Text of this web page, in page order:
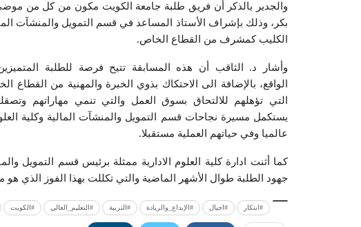
والجدير بالذكر أن فريق طلبة جامعة الكويت مكون من كل من
بكر، وذلك بإشراف الأستاذ المساعد في قسم التمويل والمنشآت
الكليب كمشرف من القطاع الخاص.
وأشار د. الثاقب أن هذه المسابقة تتيح فرصة للطلبة
الواقع، بالإضافة الى الاحتكاك بذوي الخبرة والمهنية من القطاع
التي تؤهلهم للالتحاق بسوق العمل والتي تنمي مهاراتهم
يستكمل مسيرة نجاحات قسم التمويل والمنشآت المالية وكلية
عالميا وفي حياتهم العملية مستقبلا.
كما أثنت ادارة كلية العلوم الادارية ممثلة برئيس قسم التمويل
جهود الطلبة طوال الأشهر الماضية والتي تكللت بهذا الفوز الذي هو
#ابتكار #اجيال #الإبداع_والريادة #التربية #التعليم_العالي #الكويت